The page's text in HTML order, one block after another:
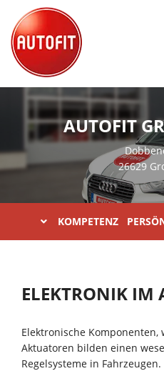
AUTOFIT
26629
KOMPETENZ
ELEKTRONIK IM
Elektronische Komponenten,
Aktuatoren bilden einen
Regelsysteme in